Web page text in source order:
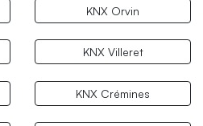
KNX Orvin
KNX Villeret
KNX Crémines